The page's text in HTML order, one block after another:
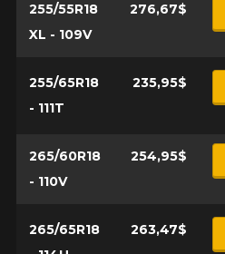
255/55R18
XL - 109V
276,67$
255/65R18
- 111T
235,95$
265/60R18
- 110V
254,95$
265/65R18
263,47$